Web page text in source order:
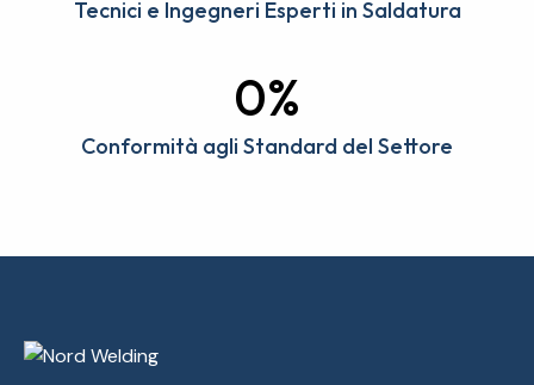
Tecnici e Ingegneri Esperti in Saldatura
0%
Conformità agli Standard del Settore